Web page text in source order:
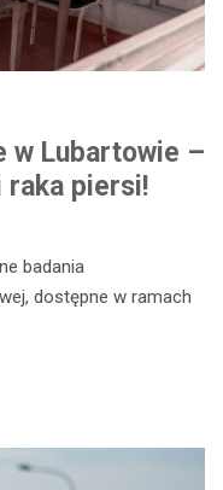
w Lubartowie –
piersi!
badania
dostępne w ramach